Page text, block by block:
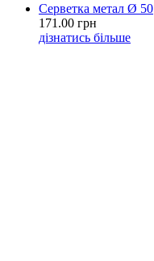
Серветка метал Ø 50
171.00 грн
дізнатись більше